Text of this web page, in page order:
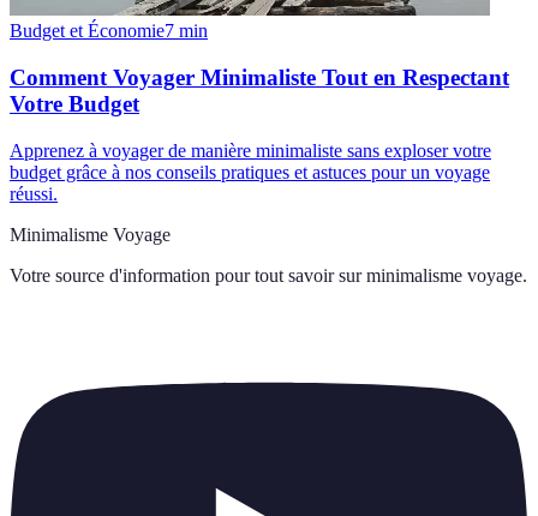
Budget et Économie7 min
Comment Voyager Minimaliste Tout en Respectant
Votre Budget
Apprenez à voyager de manière minimaliste sans exploser votre
budget grâce à nos conseils pratiques et astuces pour un voyage
réussi.
Minimalisme Voyage
Votre source d'information pour tout savoir sur minimalisme voyage.